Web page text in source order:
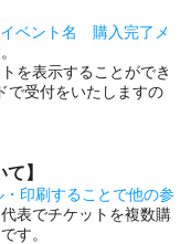
ベント名 購入完了メ
を表示することができ
で受付をいたしますの
】
印刷することで他の参
代表でチケットを複数購
す。